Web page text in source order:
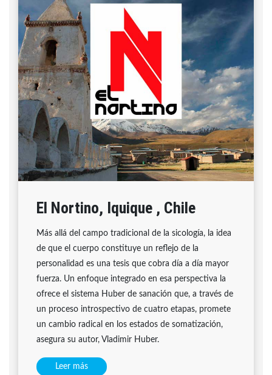
El Nortino, Iquique , Chile
Más allá del campo tradicional de la sicología, la idea
de que el cuerpo constituye un reflejo de la
personalidad es una tesis que cobra día a día mayor
fuerza. Un enfoque integrado en esa perspectiva la
ofrece el sistema Huber de sanación que, a través de
un proceso introspectivo de cuatro etapas, promete
un cambio radical en los estados de somatización,
asegura su autor, Vladimir Huber.
Leer más